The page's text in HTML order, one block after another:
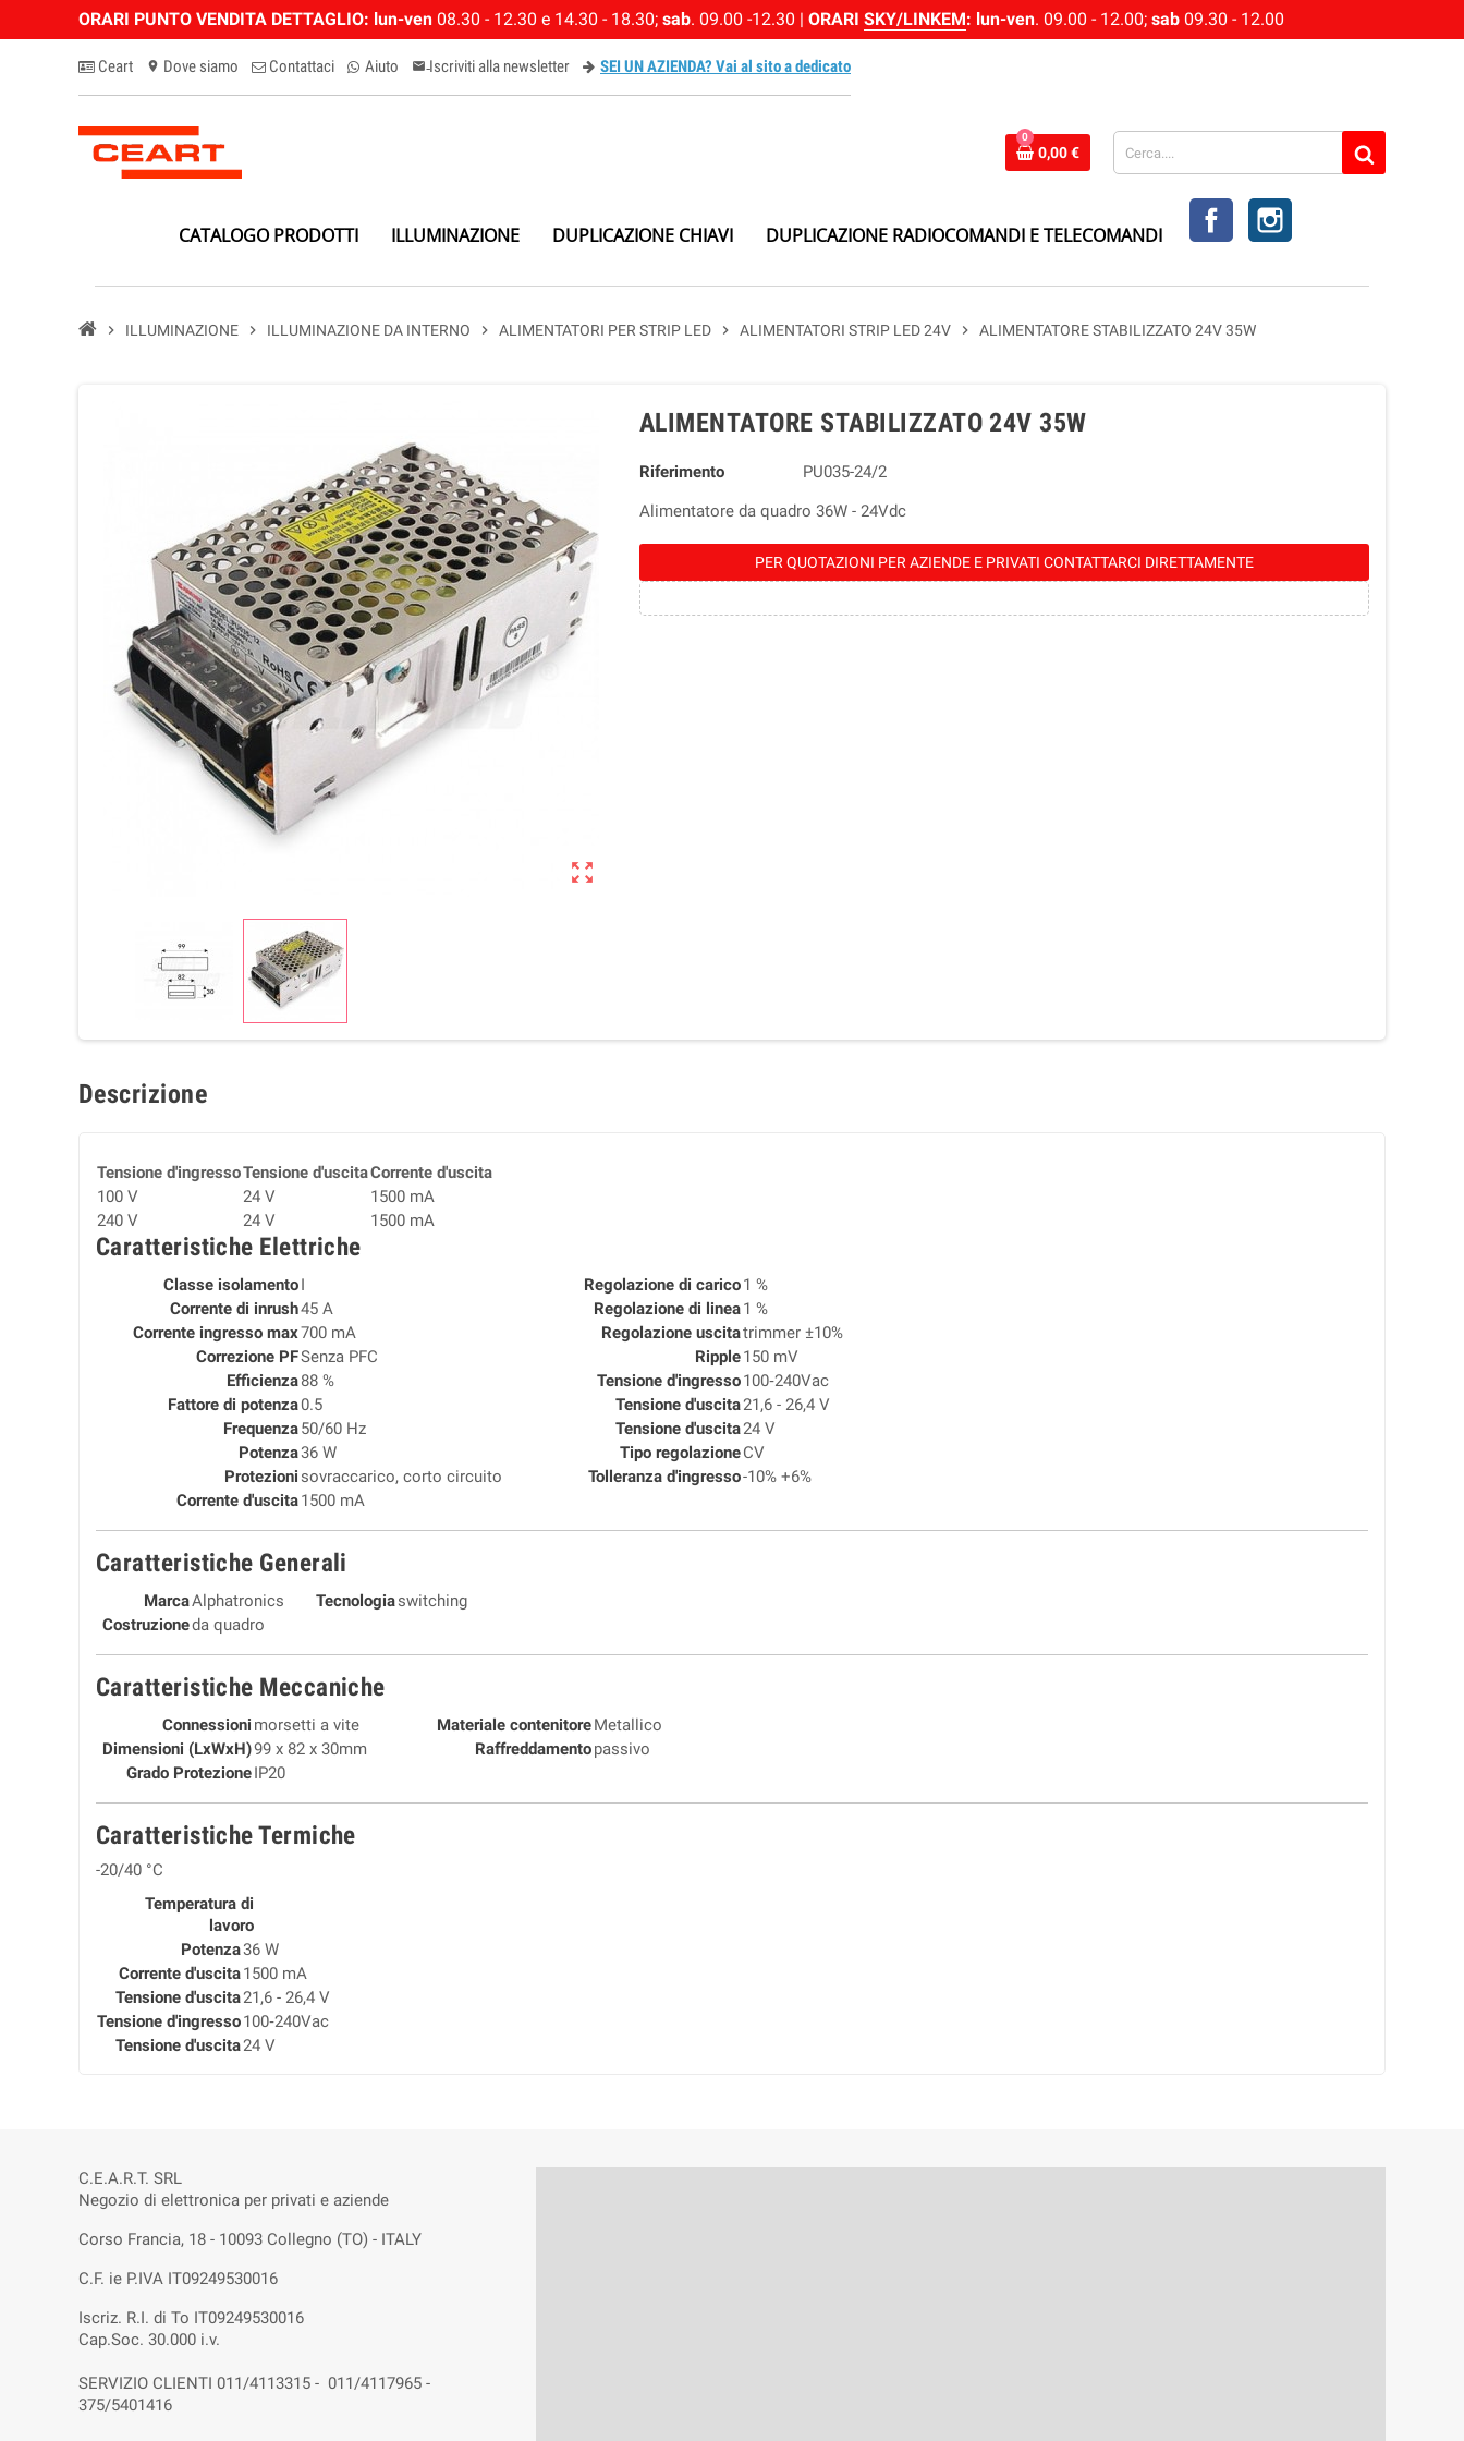
ORARI PUNTO VENDITA DETTAGLIO: lun-ven 08.30 - 12.30 e 14.30 - 18.30; sab. 09.00 -12.30 | ORARI SKY/LINKEM: lun-ven. 09.00 - 12.00; sab 09.30 - 12.00
Ceart location_on Dove siamo Contattaci Aiuto email-newsletter
Iscriviti alla newsletter SEI UN AZIENDA? Vai al sito a dedicato
0
0,00 €
CATALOGO PRODOTTI ILLUMINAZIONE DUPLICAZIONE CHIAVI DUPLICAZIONE RADIOCOMANDI E TELECOMANDI
FACEBOOKINSTAGRAM
chevron_right ILLUMINAZIONE chevron_right ILLUMINAZIONE DA INTERNO chevron_right ALIMENTATORI PER STRIP LED chevron_right ALIMENTATORI STRIP LED 24V chevron_right ALIMENTATORE STABILIZZATO 24V 35W
zoom_out_map
ALIMENTATORE STABILIZZATO 24V 35W
Riferimento
PU035-24/2
Alimentatore da quadro 36W - 24Vdc
PER QUOTAZIONI PER AZIENDE E PRIVATI CONTATTARCI DIRETTAMENTE
Descrizione
Tensione d'ingressoTensione d'uscitaCorrente d'uscita
100 V
24 V
1500 mA
240 V
24 V 1500 mA
Caratteristiche Elettriche
Classe isolamentoI Regolazione di carico1 %
Corrente di inrush45 A Regolazione di linea1 %
Corrente ingresso max700 mA Regolazione uscitatrimmer ±10%
Correzione PFSenza PFC Ripple150 mV
Efficienza88 % Tensione d'ingresso100‑240Vac
Fattore di potenza0.5 Tensione d'uscita21,6 - 26,4 V
Frequenza50/60 Hz Tensione d'uscita24 V
Potenza36 W Tipo regolazioneCV
Protezioni sovraccarico, corto circuito Tolleranza d'ingresso-10% +6%
Corrente d'uscita1500 mA
Caratteristiche Generali
MarcaAlphatronics Tecnologiaswitching
Costruzioneda quadro
Caratteristiche Meccaniche
Connessioni morsetti a vite Materiale contenitoreMetallico
Dimensioni (LxWxH)99 x 82 x 30mm Raffreddamentopassivo
Grado ProtezioneIP20
Caratteristiche Termiche
-20/40 °C
Temperatura di
lavoro
Potenza36 W
Corrente d'uscita1500 mA
Tensione d'uscita21,6 - 26,4 V
Tensione d'ingresso100‑240Vac
Tensione d'uscita24 V
C.E.A.R.T. SRL
Negozio di elettronica per privati e aziende
Corso Francia, 18 - 10093 Collegno (TO) - ITALY
C.F. ie P.IVA IT09249530016
Iscriz. R.I. di To IT09249530016
Cap.Soc. 30.000 i.v.
SERVIZIO CLIENTI 011/4113315 - 011/4117965 -
375/5401416